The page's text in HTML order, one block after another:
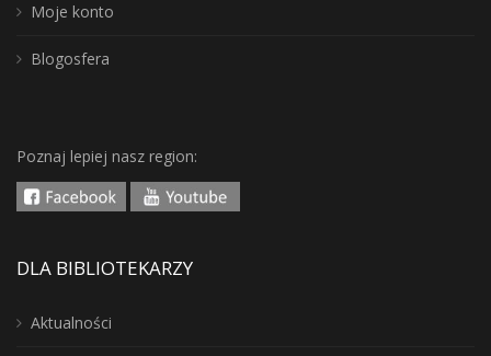
Moje konto
Blogosfera
Poznaj lepiej nasz region:
DLA BIBLIOTEKARZY
Aktualności